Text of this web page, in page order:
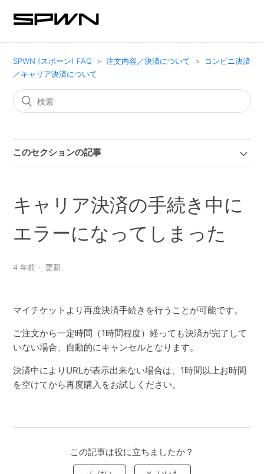
SPWN (スポーン) FAQ 注文内容／決済について
コンビニ決済
／キャリア決済について
このセクションの記事
キャリア決済の手続き中に
エラーになってしまった
4 年前 更新
マイチケットより再度決済手続きを行うことが可能です。
ご注文から一定時間（1時間程度）経っても決済が完了して
いない場合、自動的にキャンセルとなります。
決済中によりURLが表示出来ない場合は、1時間以上お時間
を空けてから再度購入をお試しください。
この記事は役に立ちましたか？